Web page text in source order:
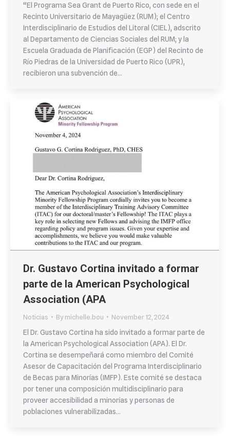
“El Programa Sea Grant de Puerto Rico, con sede en el
Recinto Universitario de Mayagüez (RUM); el Centro
Interdisciplinario de Estudios del Litoral (CIEL), adscrito
al Departamento de Ciencias Sociales del RUM; y la
Escuela Graduada de Planificación (EGP) del Recinto de
Río Piedras de la Universidad de Puerto Rico (UPR),
recibieron una subvención de…
Dr. Gustavo Cortina invitado a formar
parte de la American Psychological
Association (APA
Noticias Bymichelle.bou
November 12, 2024
El Dr. Gustavo Cortina ha sido invitado a formar parte de
la American Psychological Association (APA). El Dr.
Cortina se desempeñará como miembro del Comité
Asesor de Capacitación del Programa Interdisciplinario
de Becas para Minorías (IMFP). Este comité se destaca
por tener una composición multidisciplinario para
proveer accesibilidad a minorías y personas de
poblaciones vulnerabilizadas…